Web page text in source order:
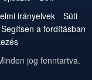
on
irányelvek
Süti
Segítsen a fordításban
jog fenntartva.